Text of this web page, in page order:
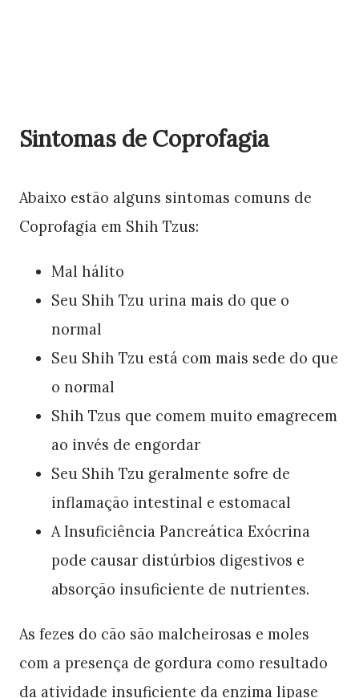
Sintomas de Coprofagia
Abaixo estão alguns sintomas comuns de
Coprofagia em Shih Tzus:
Mal hálito
Seu Shih Tzu urina mais do que o
normal
Seu Shih Tzu está com mais sede do que
o normal
Shih Tzus que comem muito emagrecem
ao invés de engordar
Seu Shih Tzu geralmente sofre de
inflamação intestinal e estomacal
A Insuficiência Pancreática Exócrina
pode causar distúrbios digestivos e
absorção insuficiente de nutrientes.
As fezes do cão são malcheirosas e moles
com a presença de gordura como resultado
da atividade insuficiente da enzima lipase